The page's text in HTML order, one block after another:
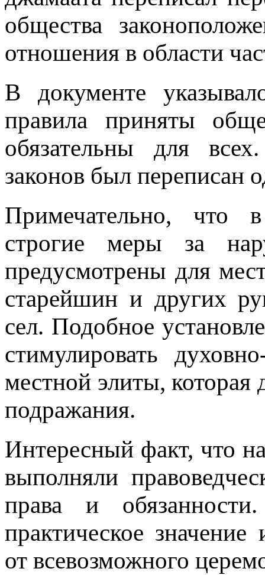
общества
отношения в области
В документе
правила приняты
обязательны для
законов был переписан
Примечательно, что
строгие меры за
предусмотрены для
старейшин и других
сел. Подобное
стимулировать
местной элиты,
подражания.
Интересный факт, что
выполняли
права и
практическое
от всевозможного